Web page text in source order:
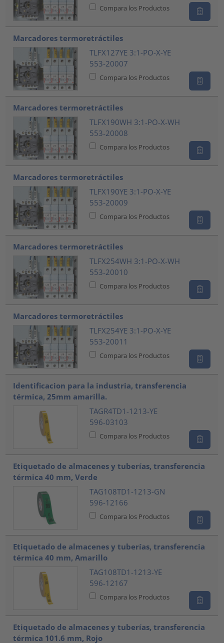
Compara los Productos
Marcadores termoretráctiles
TLFX127YE 3:1-PO-X-YE
553-20007
Compara los Productos
Marcadores termoretráctiles
TLFX190WH 3:1-PO-X-WH
553-20008
Compara los Productos
Marcadores termoretráctiles
TLFX190YE 3:1-PO-X-YE
553-20009
Compara los Productos
Marcadores termoretráctiles
TLFX254WH 3:1-PO-X-WH
553-20010
Compara los Productos
Marcadores termoretráctiles
TLFX254YE 3:1-PO-X-YE
553-20011
Compara los Productos
Identificacion para la industria, transferencia
térmica, 25mm amarilla.
TAGR4TD1-1213-YE
596-03103
Compara los Productos
Etiquetado de almacenes y tuberías, transferencia
térmica 40 mm, Verde
TAG108TD1-1213-GN
596-12166
Compara los Productos
Etiquetado de almacenes y tuberías, transferencia
térmica 40 mm, Amarillo
TAG108TD1-1213-YE
596-12167
Compara los Productos
Etiquetado de almacenes y tuberías, transferencia
térmica 101.6 mm, Rojo